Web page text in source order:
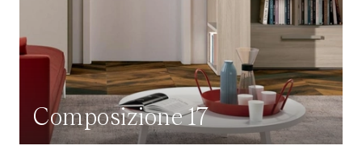
Composizione 17